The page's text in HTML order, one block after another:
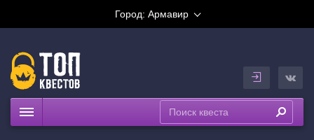
Город: Армавир